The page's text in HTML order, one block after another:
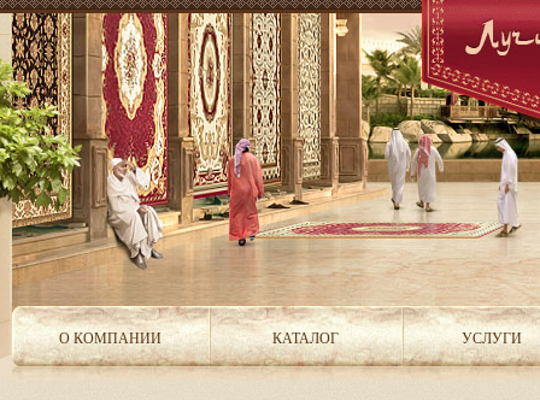
О КОМПАНИИ КАТАЛОГ УСЛУГИ